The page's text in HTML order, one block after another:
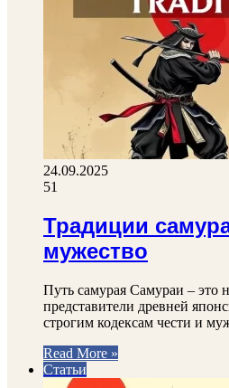
24.09.2025
51
Традиции
мужество
Путь самурая Самураи – это
представители древней
строгим кодексам чести и
Read More »
Статьи